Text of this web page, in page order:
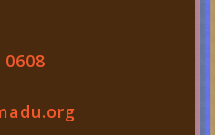
0608